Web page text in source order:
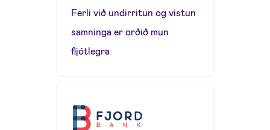
Ferli við undirritun og vistun
samninga er orðið mun
fljótlegra